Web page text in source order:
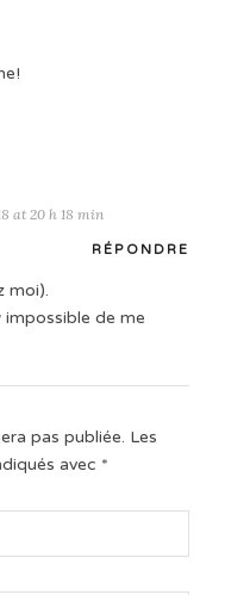
at 20 h 18 min
RÉPONDRE
moi).
de me
pas publiée. Les
avec *